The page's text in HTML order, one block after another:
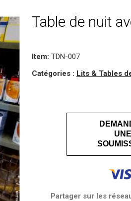
Table de nuit
Item: TDN-007
Catégories : Lits & Tables
UNE
Partager sur les